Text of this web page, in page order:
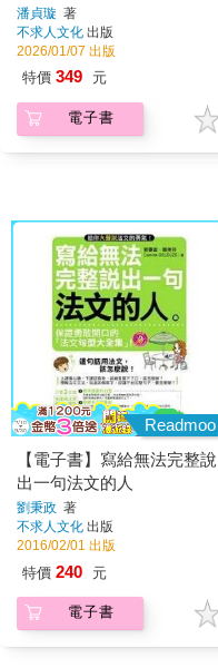
潘貞璇 著
不求人文化 出版
2026/01/07 出版
特價 349 元
電子書
Readmoo
【電子書】寫給無法完整說
出一句法文的人
劉秉政 著
不求人文化 出版
2016/02/01 出版
特價 240 元
電子書